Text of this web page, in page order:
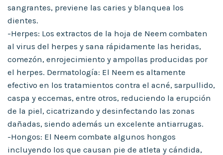
sangrantes, previene las caries y blanquea los
dientes.
-Herpes: Los extractos de la hoja de Neem combaten
al virus del herpes y sana rápidamente las heridas,
comezón, enrojecimiento y ampollas producidas por
el herpes. Dermatología: El Neem es altamente
efectivo en los tratamientos contra el acné, sarpullido,
caspa y eccemas, entre otros, reduciendo la erupción
de la piel, cicatrizando y desinfectando las zonas
dañadas, siendo además un excelente antiarrugas.
-Hongos: El Neem combate algunos hongos
incluyendo los que causan pie de atleta y cándida,